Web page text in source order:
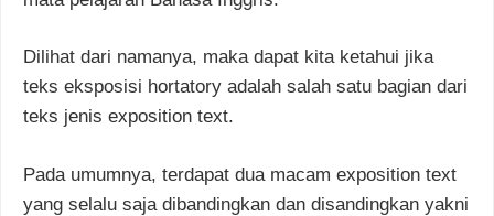
Dilihat dari namanya, maka dapat kita ketahui jika
teks eksposisi hortatory adalah salah satu bagian dari
teks jenis exposition text.
Pada umumnya, terdapat dua macam exposition text
yang selalu saja dibandingkan dan disandingkan yakni